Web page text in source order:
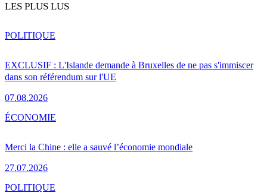
LES PLUS LUS
EXCLUSIF : L'Islande demande à Bruxelles de ne pas s'immiscer
dans son référendum sur l'UE
07.08.2026
POLITIQUE
Merci la Chine : elle a sauvé l’économie mondiale
27.07.2026
ÉCONOMIE
POLITIQUE